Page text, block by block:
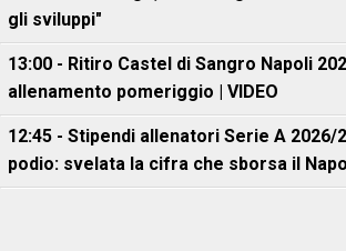
gli sviluppi"
13:00 - Ritiro Castel di Sangro Napoli
allenamento pomeriggio | VIDEO
12:45 - Stipendi allenatori Serie A 2026/
podio: svelata la cifra che sborsa il